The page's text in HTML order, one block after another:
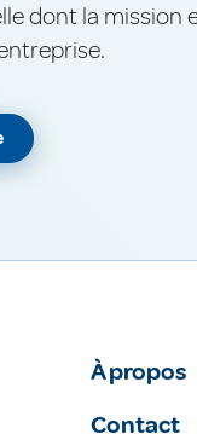
dont la mission
À propos
Contact